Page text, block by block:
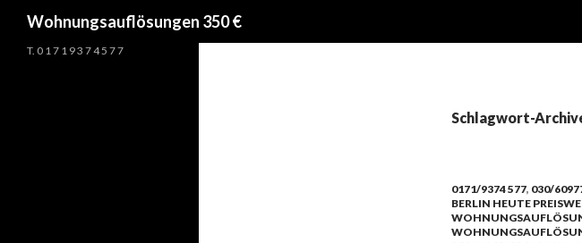
Wohnungsauflösungen 350 €
Schlagwort-
0171/9374 577, 030/
BERLIN HEUTE
T. 0 1 7 1 9 3 7 4 5 7 7